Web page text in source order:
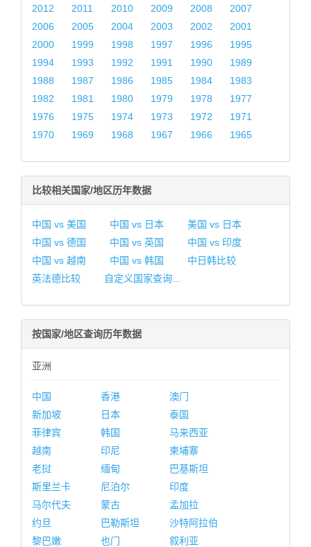
2012
2011 2010 2009 2008
2007
2006
2005 2004 2003 2002
2001
2000
1999 1998 1997 1996
1995
1994
1993 1992 1991 1990
1989
1988
1987 1986 1985 1984
1983
1982
1981 1980 1979 1978
1977
1976
1975 1974 1973 1972
1971
1970
1969 1968 1967 1966 1965
比较相关国家/地区历年数据
中国 vs 美国 中国 vs 日本
美国 vs 日本
中国 vs 德国
中国 vs 英国
中国 vs 印度
中国 vs 越南
中国 vs 韩国
中日韩比较
英法德比较
自定义国家查询...
按国家/地区查询历年数据
亚洲
中国 香港
澳门
新加坡
日本
泰国
菲律宾
韩国
马来西亚
越南
印尼
柬埔寨
老挝
缅甸
巴基斯坦
斯里兰卡
尼泊尔
印度
马尔代夫
蒙古
孟加拉
约旦
巴勒斯坦
沙特阿拉伯
黎巴嫩
也门
叙利亚